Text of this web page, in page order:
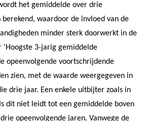
het gemiddelde over drie
waardoor de invloed van de
minder sterk doorwerkt in de
'Hoogste 3-jarig gemiddelde
opeenvolgende voortschrijdende
zien, met de waarde weergegeven in
drie jaar. Een enkele uitbijter zoals in
dit niet leidt tot een gemiddelde boven
opeenvolgende jaren. Vanwege de